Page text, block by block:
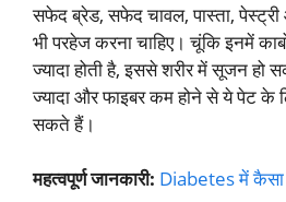
सफेद ब्रेड, सफेद चावल, पास्ता,
भी परहेज करना चाहिए। चूंकि इनमें
ज्यादा होती है, इससे शरीर में सूजन हो
ज्यादा और फाइबर कम होने से ये पेट के
सकते हैं।
महत्वपूर्ण जानकारी: Diabetes में कैसा